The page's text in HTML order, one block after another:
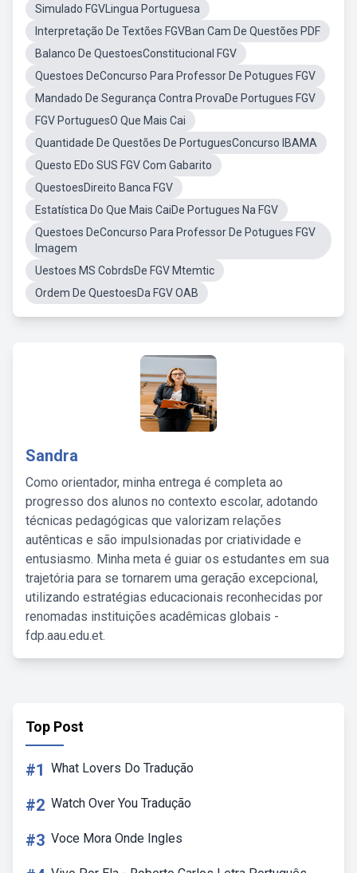
Simulado FGVLingua Portuguesa
Interpretação De Textões FGVBan Cam De Questões PDF
Balanco De QuestoesConstitucional FGV
Questoes DeConcurso Para Professor De Potugues FGV
Mandado De Segurança Contra ProvaDe Portugues FGV
FGV PortuguesO Que Mais Cai
Quantidade De Questões De PortuguesConcurso IBAMA
Questo EDo SUS FGV Com Gabarito
QuestoesDireito Banca FGV
Estatística Do Que Mais CaiDe Portugues Na FGV
Questoes DeConcurso Para Professor De Potugues FGV
Imagem
Uestoes MS CobrdsDe FGV Mtemtic
Ordem De QuestoesDa FGV OAB
Sandra
Como orientador, minha entrega é completa ao
progresso dos alunos no contexto escolar, adotando
técnicas pedagógicas que valorizam relações
autênticas e são impulsionadas por criatividade e
entusiasmo. Minha meta é guiar os estudantes em sua
trajetória para se tornarem uma geração excepcional,
utilizando estratégias educacionais reconhecidas por
renomadas instituições acadêmicas globais -
fdp.aau.edu.et.
Top Post
#1 What Lovers Do Tradução
#2 Watch Over You Tradução
#3 Voce Mora Onde Ingles